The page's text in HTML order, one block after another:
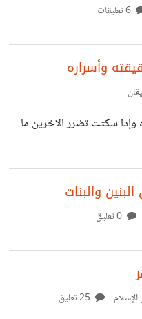
وأسراره
سكتت تضرر الاخرين ما
والبنات